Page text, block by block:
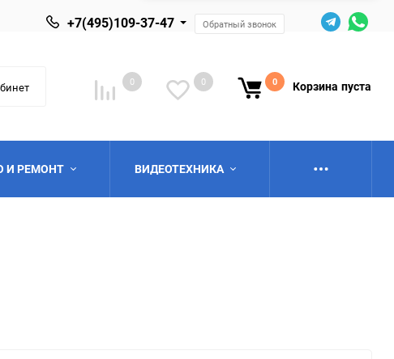
+7(495)109-37-47 Обратный звонок
0 0 0 Корзина пуста
И РЕМОНТ ВИДЕОТЕХНИКА